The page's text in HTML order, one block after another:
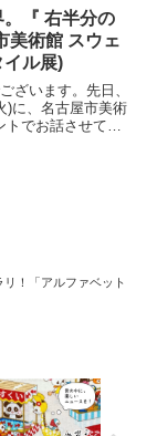
ていましたお客
現『 右半分の
美術館 スウェ
イル展)
ざいます。先日、
)に、名古屋市美術
でお話させてい
！「アルファベット